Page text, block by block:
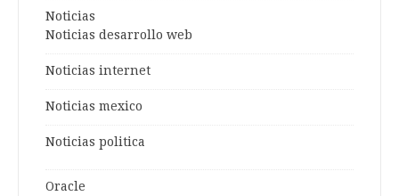
Noticias
Noticias desarrollo web
Noticias internet
Noticias mexico
Noticias politica
Oracle